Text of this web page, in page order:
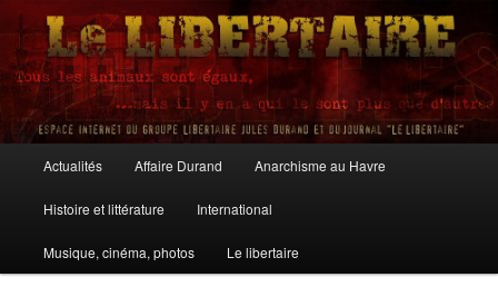
Aller
contenu
principal
Aller
contenu
secondaire
Le Libertaire
principal
Actualités Affaire Durand Anarchisme au Havre
Histoire et littérature International
Musique, cinéma, photos Le libertaire